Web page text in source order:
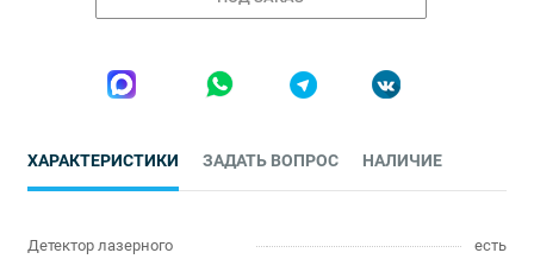
ХАРАКТЕРИСТИКИ ЗАДАТЬ ВОПРОС НАЛИЧИЕ
Детектор лазерного
есть